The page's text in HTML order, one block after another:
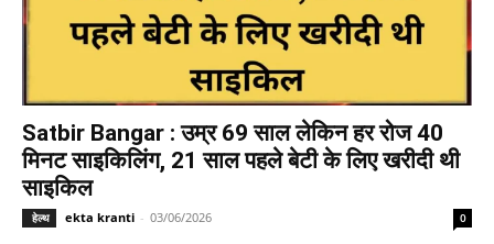
Satbir Bangar : उम्र 69 साल लेकिन हर रोज 40
मिनट साइकिलिंग, 21 साल पहले बेटी के लिए खरीदी थी
साइकिल
हेल्थ ekta kranti - 03/06/2026 0